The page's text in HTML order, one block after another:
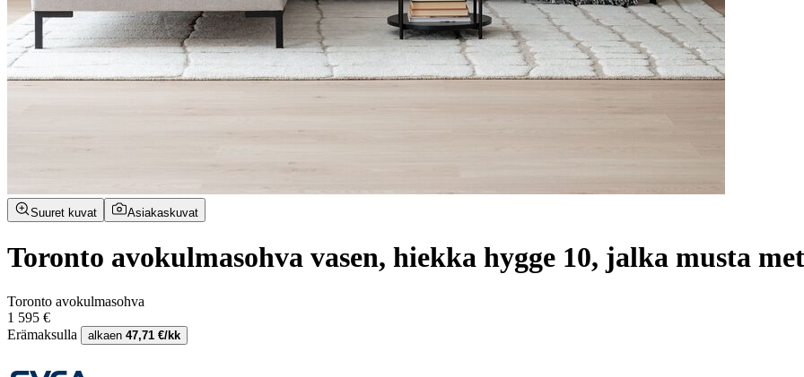
Suuret kuvat Asiakaskuvat
Toronto avokulmasohva vasen, hiekka hygge 10, jalka musta
Toronto avokulmasohva
1 595 €
Erämaksulla
alkaen 47,71 €/kk